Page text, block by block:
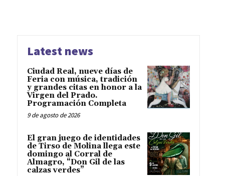
Latest news
Ciudad Real, nueve días de
Feria con música, tradición
y grandes citas en honor a la
Virgen del Prado.
Programación Completa
9 de agosto de 2026
El gran juego de identidades
de Tirso de Molina llega este
domingo al Corral de
Almagro, “Don Gil de las
calzas verdes”